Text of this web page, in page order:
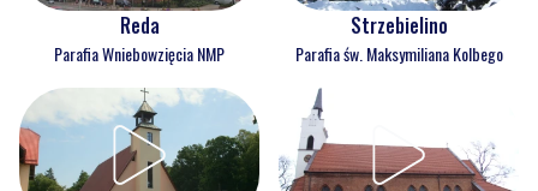
Reda
Parafia Wniebowzięcia NMP
Strzebielino
Parafia św. Maksymiliana Kolbego